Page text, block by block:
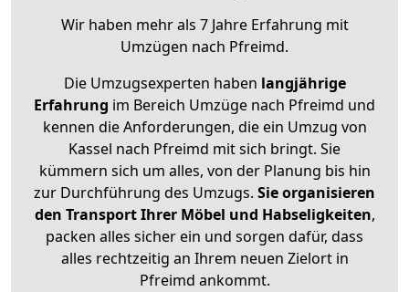
Wir haben mehr als 7 Jahre Erfahrung mit
Umzügen nach Pfreimd.
Die Umzugsexperten haben langjährige
Erfahrung im Bereich Umzüge nach Pfreimd und
kennen die Anforderungen, die ein Umzug von
Kassel nach Pfreimd mit sich bringt. Sie
kümmern sich um alles, von der Planung bis hin
zur Durchführung des Umzugs. Sie organisieren
den Transport Ihrer Möbel und Habseligkeiten,
packen alles sicher ein und sorgen dafür, dass
alles rechtzeitig an Ihrem neuen Zielort in
Pfreimd ankommt.